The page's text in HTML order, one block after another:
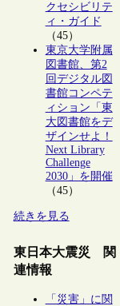
クセシビリテ
ィ・ガイド
（45）
東京大学附属
図書館、第2
回デジタル図
書館コンペテ
ィション「東
大図書館をデ
ザインせよ！
Next Library
Challenge
2030」を開催
（45）
続きを見る
東日本大震災 関
連情報
「災害」に関